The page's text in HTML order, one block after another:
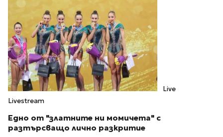
Live
Livestream
Едно от "златните ни момичета" с
разтърсващо лично разкритие